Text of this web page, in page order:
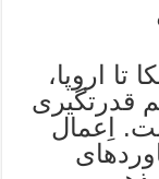
اروپا،
قدرتگیری
اِعمال